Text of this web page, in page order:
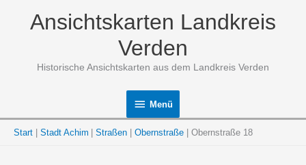
Ansichtskarten Landkreis
Verden
Historische Ansichtskarten aus dem Landkreis Verden
Menü
Menü
Start Stadt Achim Straßen Obernstraße Obernstraße 18